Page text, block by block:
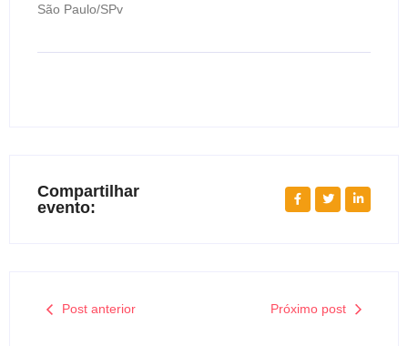
São Paulo/SPv
Compartilhar
evento:
Post anterior Próximo post